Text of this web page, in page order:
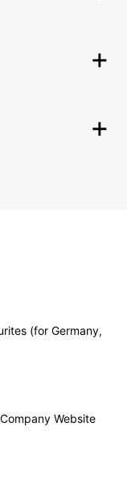
(for Germany,
Website